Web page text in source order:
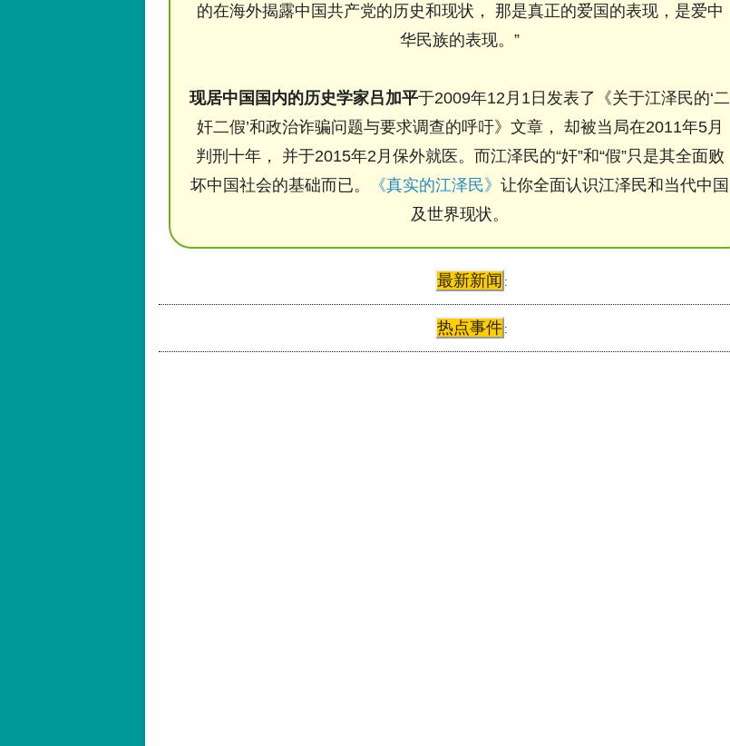
的在海外揭露中国共产党的历史和现状， 那是真正的爱国的表现，是爱中
华民族的表现。”
现居中国国内的历史学家吕加平于2009年12月1日发表了《关于江泽民的‘二
奸二假’和政治诈骗问题与要求调查的呼吁》文章， 却被当局在2011年5月
判刑十年， 并于2015年2月保外就医。而江泽民的“奸”和“假”只是其全面败
坏中国社会的基础而已。
《真实的江泽民》 让你全面认识江泽民和当代中国
及世界现状。
最新新闻 :
热点事件 :